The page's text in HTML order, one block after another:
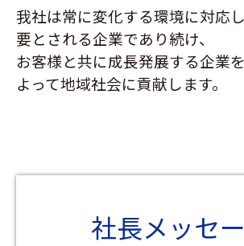
我社は常に変化する環境に対応
要とされる企業であり続け、
お客様と共に成長発展する企業
よって地域社会に貢献します。
社長メッセ